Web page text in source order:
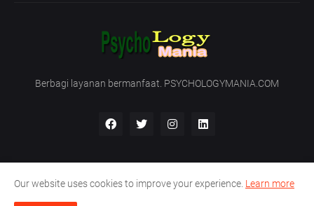
Berbagi layanan bermanfaat. PSYCHOLOGYMANIA.COM
Tentang Kami Hubungi Kami
Our website uses cookies to improve your experience. Learn more